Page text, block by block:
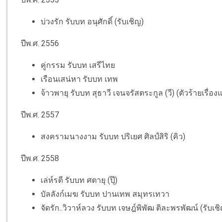
บ่วงรัก รับบท อนุศักดิ์ (รับเชิญ)
ปีพ.ศ. 2556
คู่กรรม รับบท เสรีไทย
เรือนเสน่หา รับบท เทพ
จ้าวพายุ รับบท สุธาวี เจนจรัสตระกูล (วี) (ตัวร้ายเรื่อง
ปีพ.ศ. 2557
สงครามนางงาม รับบท ปริเยศ ศิลป์สิริ (คิว)
ปีพ.ศ. 2558
เล่ห์รตี รับบท ศตายุ (ปุ๊)
บัลลังก์เมฆ รับบท ปานเทพ สมุทรเทวา
จัดรัก..วิวาห์ลวง รับบท เจษฎ์พิพัฒ ติละพรพัฒน์ (รับเ